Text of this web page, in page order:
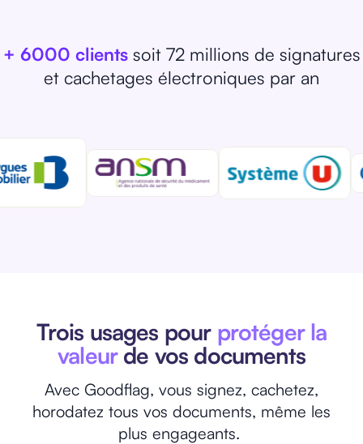
+ 6000 clients soit 72 millions de signatures
et cachetages électroniques par an
Trois usages pour protéger la
valeurde vos documents
Avec Goodflag, vous signez, cachetez,
horodatez tous vos documents, même les
plus engageants.